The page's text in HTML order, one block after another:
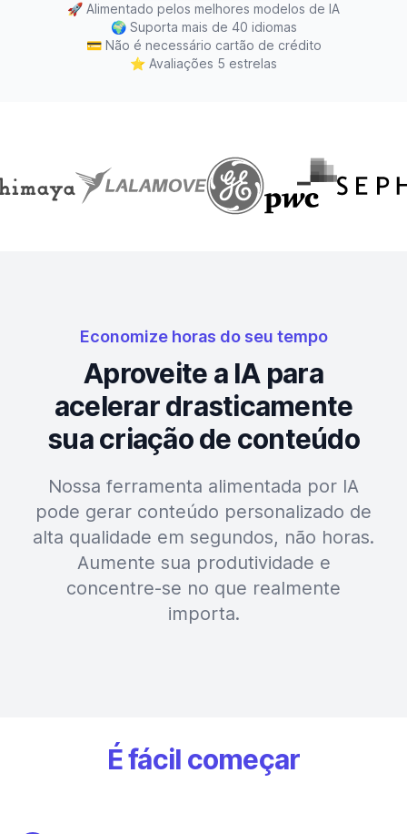
🚀 Alimentado pelos melhores modelos de IA
🌍 Suporta mais de 40 idiomas
💳 Não é necessário cartão de crédito
⭐ Avaliações 5 estrelas
Economize horas do seu tempo
Aproveite a IA para
acelerar drasticamente
sua criação de conteúdo
Nossa ferramenta alimentada por IA
pode gerar conteúdo personalizado de
alta qualidade em segundos, não horas.
Aumente sua produtividade e
concentre-se no que realmente
importa.
É fácil começar